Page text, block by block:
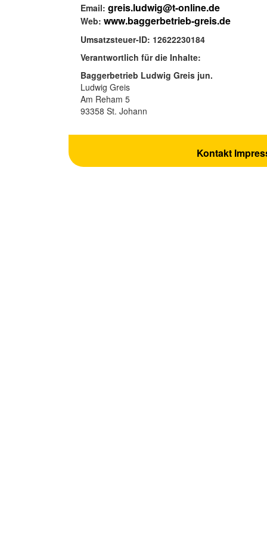
Email: greis.ludwig@t-online.de
Web: www.baggerbetrieb-greis.de
Umsatzsteuer-ID: 12622230184
Verantwortlich für die Inhalte:
Baggerbetrieb Ludwig Greis jun.
Ludwig Greis
Am Reham 5
93358 St. Johann
Kontakt